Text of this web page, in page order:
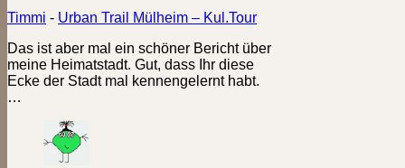
Timmi - Urban Trail Mülheim – Kul.Tour
Das ist aber mal ein schöner Bericht über
meine Heimatstadt. Gut, dass Ihr diese
Ecke der Stadt mal kennengelernt habt.
…